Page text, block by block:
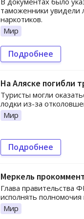
таможенники увидели
наркотиков.
Мир
Подробнее
На Аляске погибли
Туристы могли
лодки из-за
Мир
Подробнее
Меркель
Глава правительства
исполнять полномочия
Мир